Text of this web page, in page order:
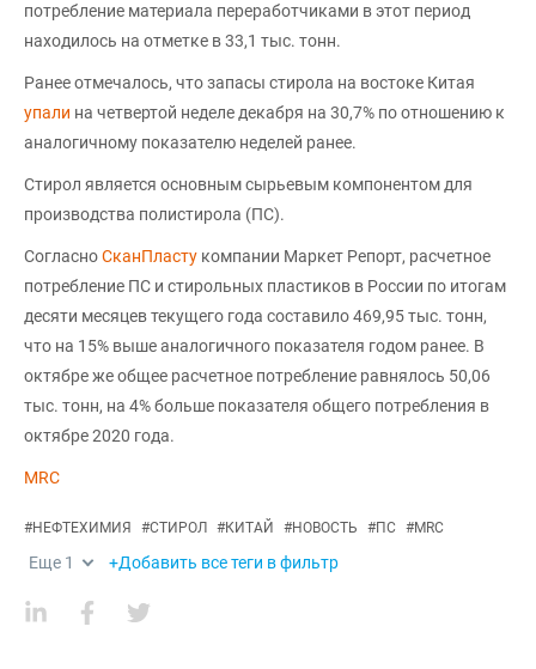
потребление материала переработчиками в этот период
находилось на отметке в 33,1 тыс. тонн.
Ранее отмечалось, что запасы стирола на востоке Китая
упали на четвертой неделе декабря на 30,7% по отношению к
аналогичному показателю неделей ранее.
Стирол является основным сырьевым компонентом для
производства полистирола (ПС).
СогласноСканПласту компании Маркет Репорт, расчетное
потребление ПС и стирольных пластиков в России по итогам
десяти месяцев текущего года составило 469,95 тыс. тонн,
что на 15% выше аналогичного показателя годом ранее. В
октябре же общее расчетное потребление равнялось 50,06
тыс. тонн, на 4% больше показателя общего потребления в
октябре 2020 года.
MRC
#НЕФТЕХИМИЯ #СТИРОЛ #КИТАЙ #НОВОСТЬ #ПС #MRC
Еще 1 +Добавить все теги в фильтр